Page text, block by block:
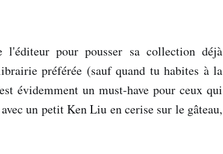
pour pousser sa collection déjà
préférée (sauf quand tu habites à la
évidemment un must-have pour ceux qui
un petit Ken Liu en cerise sur le gâteau,